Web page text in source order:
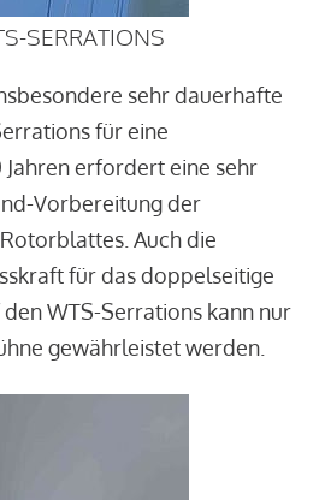
SERRATIONS
sehr dauerhafte
für eine
erfordert eine sehr
Vorbereitung der
Auch die
für das doppelseitige
WTS-Serrations kann nur
gewährleistet werden.